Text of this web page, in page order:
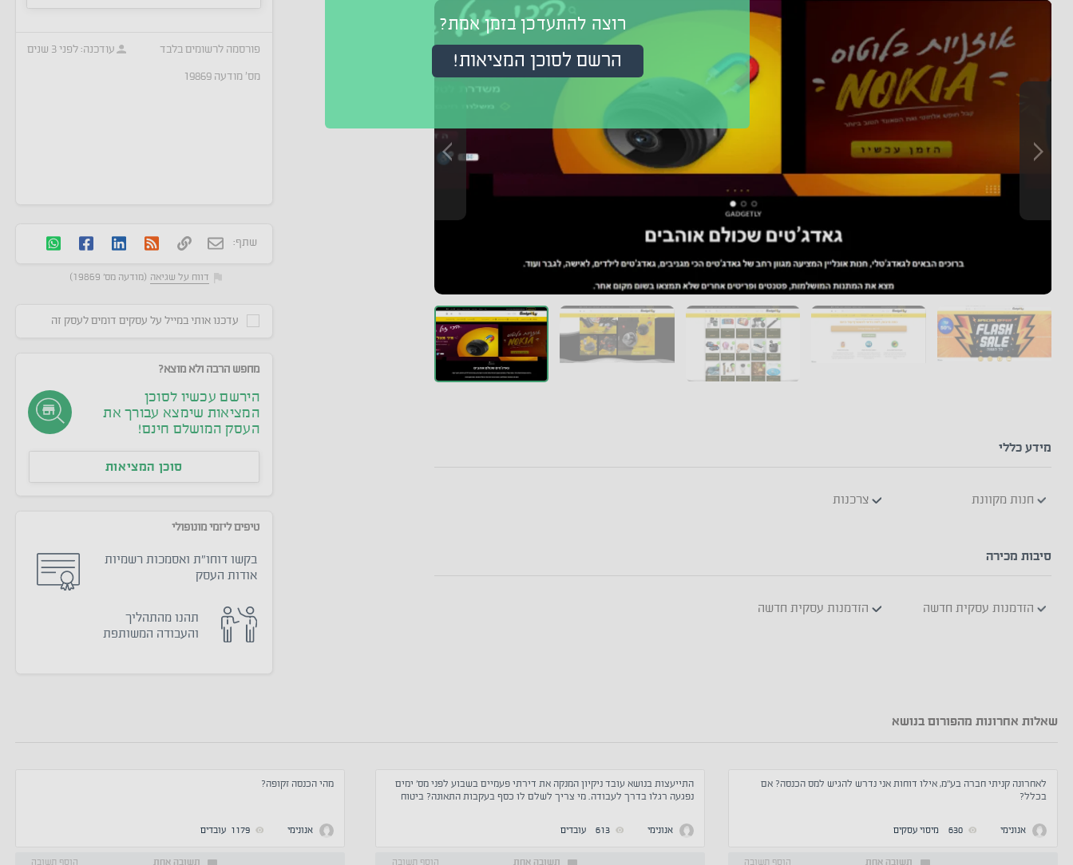
רוצה להתעדכן בזמן אמת?
הרשם לסוכן המציאות!
מידע כללי
חנות מקוונת צרכנות
סיבות מכירה
הזדמנות עסקית חדשה הזדמנות עסקית חדשה
פורסמה לרשומים בלבד עודכנה:לפני 3 שנים
מס׳ מודעה
שתף:
דווח על שגיאה (מודעה מס' 19869)
עדכנו אותי במייל על עסקים דומים לעסק זה
מחפש הרבה ולא מוצא?
הירשם עכשיו לסוכן
המציאות שימצא עבורך את
העסק המושלם חינם!
סוכן המציאות
טיפים ליזמי מונופולי
בקשו דוחו״ת ואסמכות רשמיות
אודות העסק
תהנו מהתהליך
והעבודה המשותפת
שאלות אחרונות מהפורום בנושא
לאחרונה קניתי חברה בע"מ, אילו דוחות אני נדרש להגיש למס הכנסה? אם
בכלל?
אנונימי 630 מיסוי עסקים
תשובה אחת הוסף תשובה
התייעצות בנושא עובד ניקיון המנקה את דירתי פעמיים בשבוע לפני מס' ימים
נפגעה רגלו בדרך לעבודה. מי צריך לשלם לו כסף בעקבות התאונה? ביטוח
אנונימי 613 עובדים
תשובה אחת הוסף תשובה
מהי הכנסה זקופה?
אנונימי 1179 עובדים
תשובה אחת הוסף תשובה